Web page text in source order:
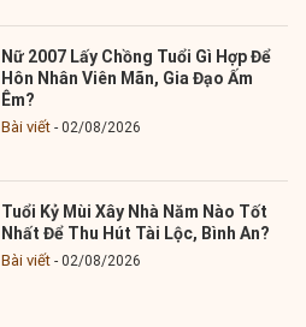
Nữ 2007 Lấy Chồng Tuổi Gì Hợp Để
Hôn Nhân Viên Mãn, Gia Đạo Ấm
Êm?
Bài viết 02/08/2026
Tuổi Kỷ Mùi Xây Nhà Năm Nào Tốt
Nhất Để Thu Hút Tài Lộc, Bình An?
Bài viết 02/08/2026